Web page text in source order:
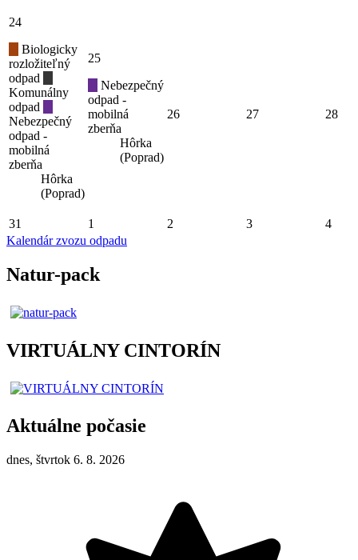
24
Biologicky
rozložiteľný
odpad
Komunálny
odpad
Nebezpečný
odpad -
mobilná
zberňa
Hôrka
(Poprad)
25
Nebezpečný
odpad -
mobilná
zberňa
Hôrka
(Poprad)
26 27 28
31 1 2 3
4
Kalendár zvozu odpadu
Natur-pack
VIRTUÁLNY CINTORÍN
Aktuálne počasie
dnes, štvrtok 6. 8. 2026